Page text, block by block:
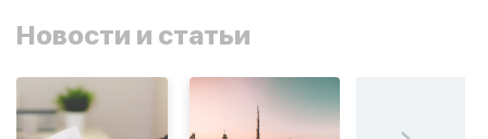
Новости и статьи